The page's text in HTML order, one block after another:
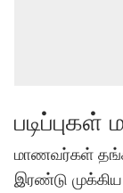
மாணவர்கள்
இரண்டு